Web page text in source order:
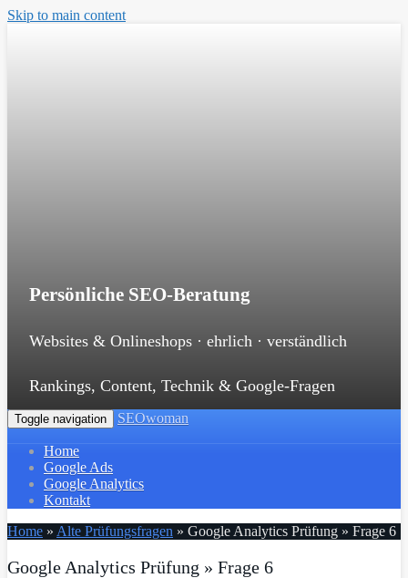
Skip to main content
Persönliche SEO-Beratung
Websites & Onlineshops · ehrlich · verständlich
Rankings, Content, Technik & Google-Fragen
Toggle navigation SEOwoman
Home
Google Ads
Google Analytics
Kontakt
Home » Alte Prüfungsfragen » Google Analytics Prüfung » Frage 6
Google Analytics Prüfung » Frage 6